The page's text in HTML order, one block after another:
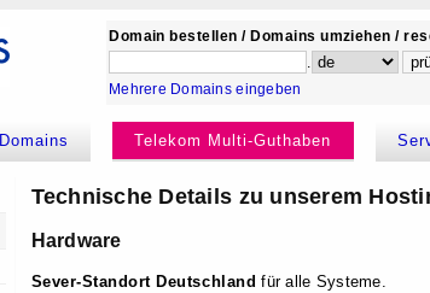
Domain bestellen / Domains umziehen /
.
Mehrere Domains eingeben
Domains Telekom Multi-Guthaben
Technische Details zu unserem
Hardware
Sever-Standort Deutschland für alle Systeme.